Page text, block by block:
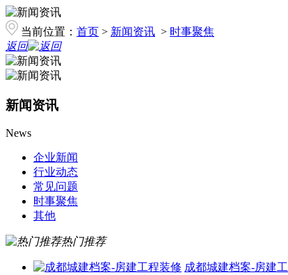
当前位置： 首页 > 新闻资讯 > 时事聚焦
返回
新闻资讯
News
企业新闻
行业动态
常见问题
时事聚焦
其他
热门推荐
成都城建档案-房建